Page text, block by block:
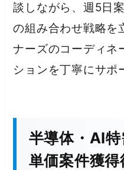
談しながら、週5日
の組み合わせ戦略を
ナーズのコーディネ
ションを丁寧にサポ
半導体・AI
単価案件獲得